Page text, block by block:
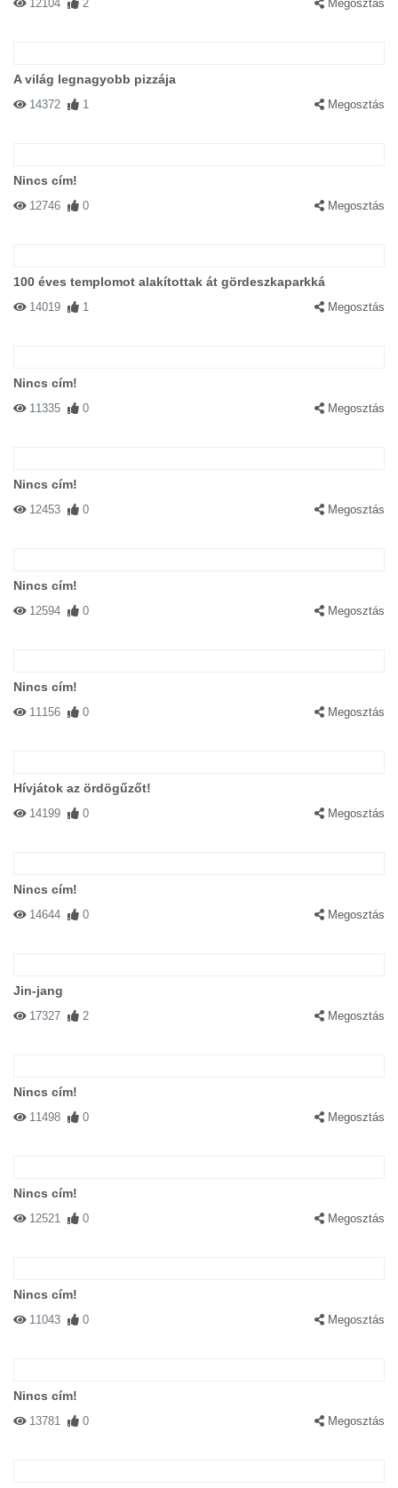
12104 2 Megosztás
A világ legnagyobb pizzája
14372 1 Megosztás
Nincs cím!
12746 0 Megosztás
100 éves templomot alakítottak át gördeszkaparkká
14019 1 Megosztás
Nincs cím!
11335 0 Megosztás
Nincs cím!
12453 0 Megosztás
Nincs cím!
12594 0 Megosztás
Nincs cím!
11156 0 Megosztás
Hívjátok az ördögűzőt!
14199 0 Megosztás
Nincs cím!
14644 0 Megosztás
Jin-jang
17327 2 Megosztás
Nincs cím!
11498 0 Megosztás
Nincs cím!
12521 0 Megosztás
Nincs cím!
11043 0 Megosztás
Nincs cím!
13781 0 Megosztás